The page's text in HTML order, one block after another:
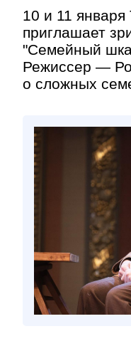
10 и 11
приглашает
"Семейный
Режиссер —
о сложных